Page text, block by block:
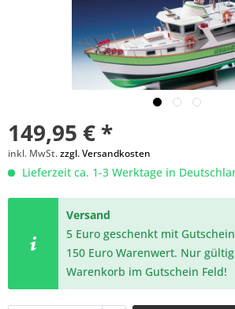
149,95 € *
inkl. MwSt.zzgl. Versandkosten
Lieferzeit ca. 1-3 Werktage in
Versand
5 Euro geschenkt mit
150 Euro Warenwert. Nur
Warenkorb im Gutschein Feld!